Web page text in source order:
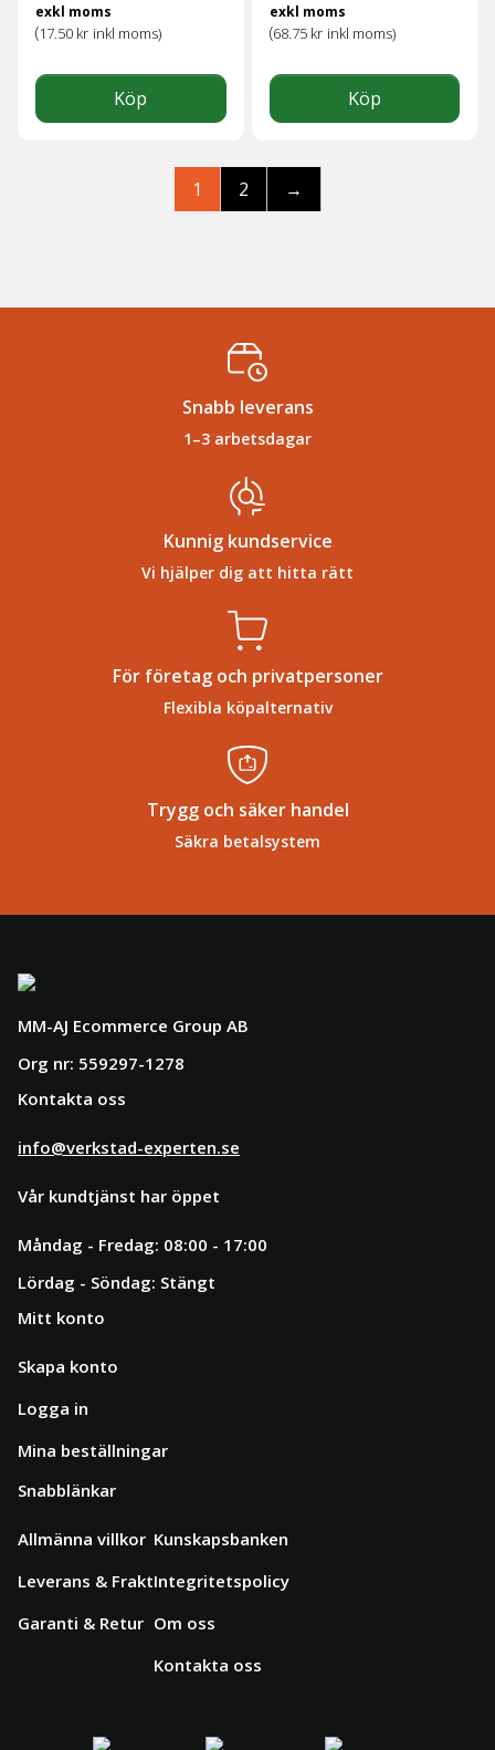
exkl moms
(17.50 kr inkl moms)
Köp
exkl moms
(68.75 kr inkl moms)
Köp
1 2 →
Snabb leverans
1–3 arbetsdagar
Kunnig kundservice
Vi hjälper dig att hitta rätt
För företag och privatpersoner
Flexibla köpalternativ
Trygg och säker handel
Säkra betalsystem
MM-AJ Ecommerce Group AB
Org nr: 559297-1278
Kontakta oss
info@verkstad-experten.se
Vår kundtjänst har öppet
Måndag - Fredag: 08:00 - 17:00
Lördag - Söndag: Stängt
Mitt konto
Skapa konto
Logga in
Mina beställningar
Snabblänkar
Allmänna villkor
Leverans & Frakt
Garanti & Retur
Kunskapsbanken
Integritetspolicy
Om oss
Kontakta oss